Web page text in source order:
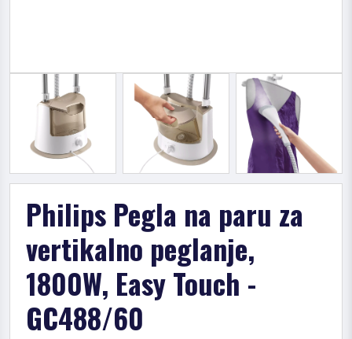
Philips Pegla na paru za
vertikalno peglanje,
1800W, Easy Touch -
GC488/60